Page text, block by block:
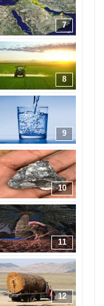
7
8
9
10
11
12